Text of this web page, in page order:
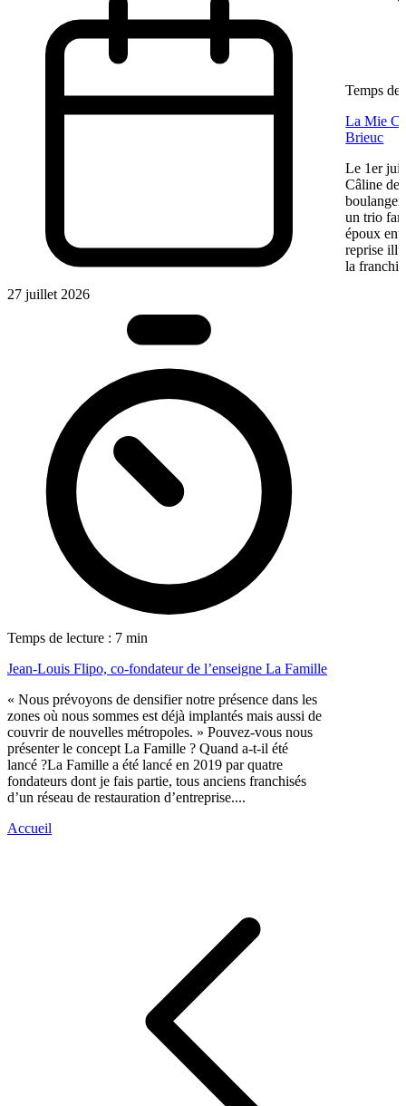
27 juillet 2026
Temps de lecture : 7 min
Jean-Louis Flipo, co-fondateur de l’enseigne La Famille
« Nous prévoyons de densifier notre présence dans les
zones où nous sommes est déjà implantés mais aussi de
couvrir de nouvelles métropoles. » Pouvez-vous nous
présenter le concept La Famille ? Quand a-t-il été
lancé ?La Famille a été lancé en 2019 par quatre
fondateurs dont je fais partie, tous anciens franchisés
d’un réseau de restauration d’entreprise....
Temps de
La Mie
Brieuc
Le 1er
Câline de
un trio
époux
reprise
la
Accueil